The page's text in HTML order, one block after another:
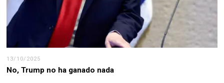
13/10/2025
No, Trump no ha ganado nada